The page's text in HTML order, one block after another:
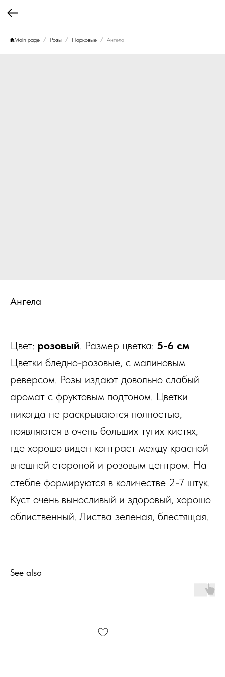
Main page Розы Парковые Ангела
Ангела
Цвет: розовый. Размер цветка: 5-6 см
Цветки бледно-розовые, с малиновым
реверсом. Розы издают довольно слабый
аромат с фруктовым подтоном. Цветки
никогда не раскрываются полностью,
появляются в очень больших тугих кистях,
где хорошо виден контраст между красной
внешней стороной и розовым центром. На
стебле формируются в количестве 2-7 штук.
Куст очень выносливый и здоровый, хорошо
облиственный. Листва зеленая, блестящая.
See also